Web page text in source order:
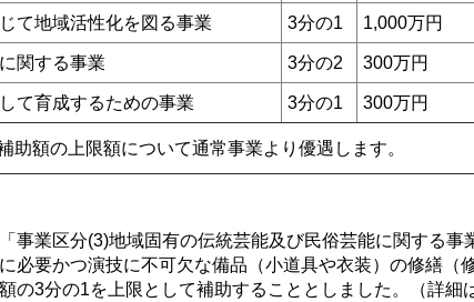
て地域活性化を図る事業 3分の1 1,000万円
関する事業 3分の2 300万円
て育成するための事業 3分の1 300万円
額の上限額について通常事業より優遇します。
事業区分(3)地域固有の伝統芸能及び民俗芸能に関する事
必要かつ演技に不可欠な備品（小道具や衣装）の修繕（
の3分の1を上限として補助することとしました。（詳細